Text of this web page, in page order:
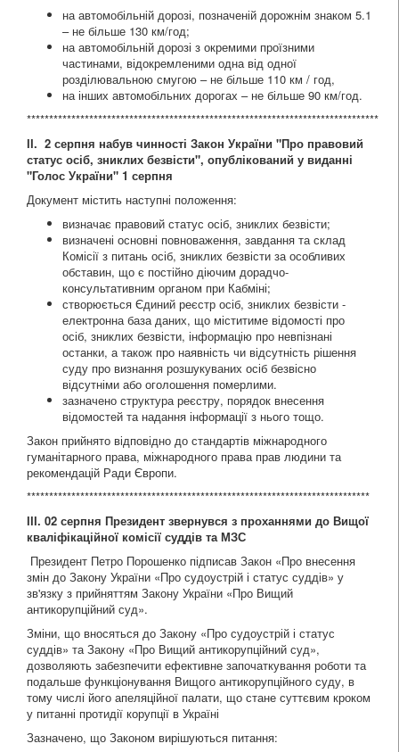
на автомобільній дорозі, позначеній дорожнім знаком 5.1
– не більше 130 км/год;
на автомобільній дорозі з окремими проїзними
частинами, відокремленими одна від одної
розділювальною смугою – не більше 110 км / год,
на інших автомобільних дорогах – не більше 90 км/год.
*******************************************************************************
ІІ. 2 серпня набув чинності Закон України "Про правовий
статус осіб, зниклих безвісти", опублікований у виданні
"Голос України" 1 серпня
Документ містить наступні положення:
визначає правовий статус осіб, зниклих безвісти;
визначені основні повноваження, завдання та склад
Комісії з питань осіб, зниклих безвісти за особливих
обставин, що є постійно діючим дорадчо-
консультативним органом при Кабміні;
створюється Єдиний реєстр осіб, зниклих безвісти -
електронна база даних, що міститиме відомості про
осіб, зниклих безвісти, інформацію про невпізнані
останки, а також про наявність чи відсутність рішення
суду про визнання розшукуваних осіб безвісно
відсутніми або оголошення померлими.
зазначено структура реєстру, порядок внесення
відомостей та надання інформації з нього тощо.
Закон прийнято відповідно до стандартів міжнародного
гуманітарного права, міжнародного права прав людини та
рекомендацій Ради Європи.
*****************************************************************************
ІІІ. 02 серпня Президент звернувся з проханнями до Вищої
кваліфікаційної комісії суддів та МЗС
Президент Петро Порошенко підписав Закон «Про внесення
змін до Закону України «Про судоустрій і статус суддів» у
зв'язку з прийняттям Закону України «Про Вищий
антикорупційний суд».
Зміни, що вносяться до Закону «Про судоустрій і статус
суддів» та Закону «Про Вищий антикорупційний суд»,
дозволяють забезпечити ефективне започаткування роботи та
подальше функціонування Вищого антикорупційного суду, в
тому числі його апеляційної палати, що стане суттєвим кроком
у питанні протидії корупції в Україні
Зазначено, що Законом вирішуються питання: